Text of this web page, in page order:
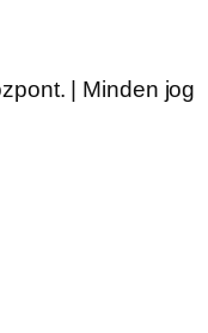
| Minden jog